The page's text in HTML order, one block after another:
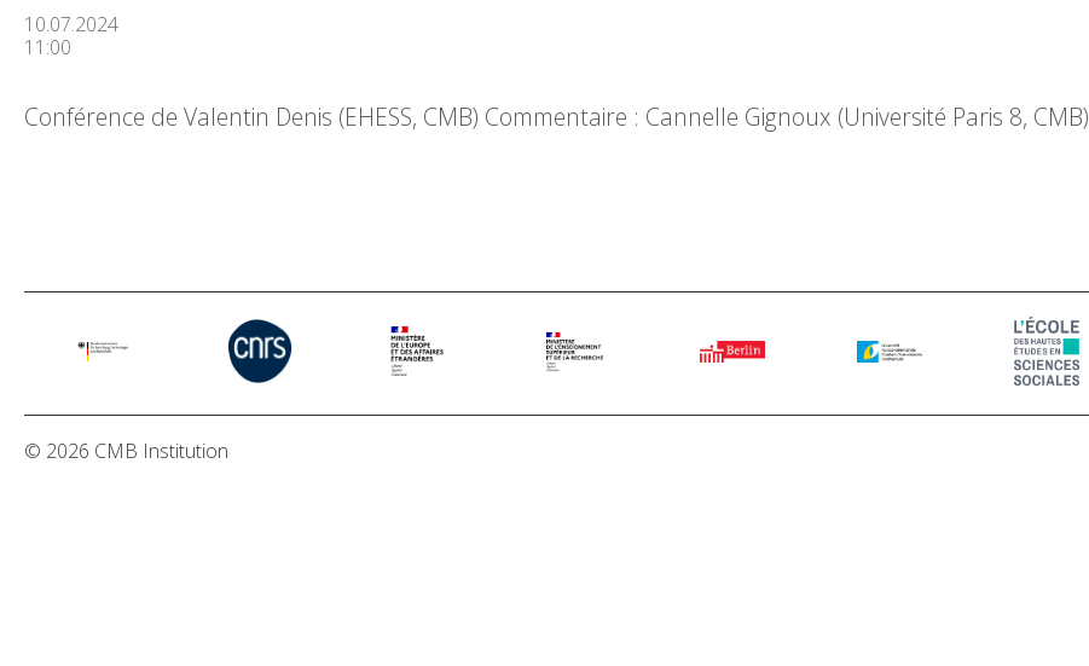
10.07.2024
11:00
Conférence de Valentin Denis (EHESS, CMB) Commentaire : Cannelle Gignoux (Université Paris 8, CMB)
© 2026 CMB Institution